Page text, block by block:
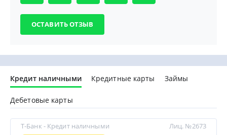
Кредит наличными Кредитные карты Займы
Дебетовые карты
Т-Банк - Кредит наличными Лиц. №2673